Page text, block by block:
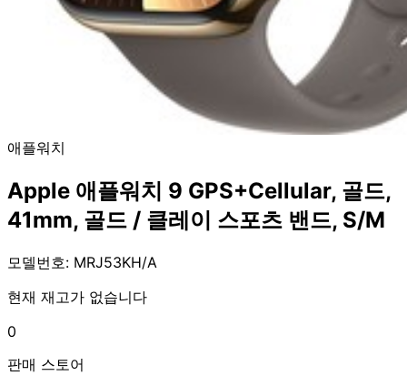
애플워치
Apple 애플워치 9 GPS+Cellular, 골드,
41mm, 골드 / 클레이 스포츠 밴드, S/M
모델번호: MRJ53KH/A
현재 재고가 없습니다
0
판매 스토어